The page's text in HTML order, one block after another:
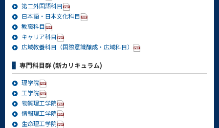
第二外国語科目
日本語・日本文化科目
教職科目
キャリア科目
広域教養科目（国際意識醸成・広域科目）
専門科目群 (新カリキュラム)
理学院
工学院
物質理工学院
情報理工学院
生命理工学院